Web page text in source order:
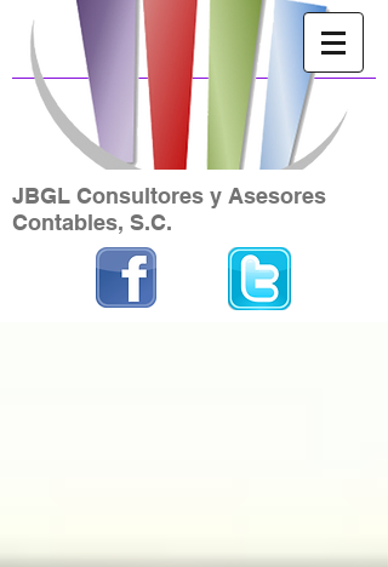
JBGL Consultores y Asesores
Contables, S.C.